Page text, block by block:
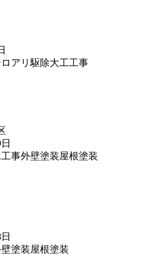
ロアリ駆除大工工事
事外壁塗装屋根塗装
塗装屋根塗装